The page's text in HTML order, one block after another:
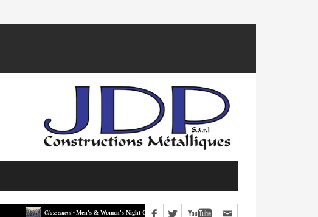
Classement -Men's & Women's Night Crit #2 Classement -Men's & Women's Night Crit #1